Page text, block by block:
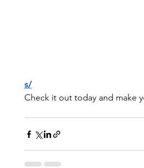
s/
Check it out today and make